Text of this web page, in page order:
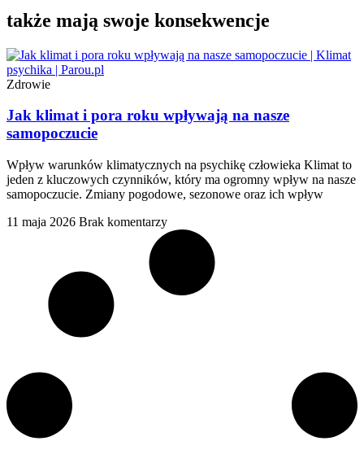
także mają swoje konsekwencje
Zdrowie
Jak klimat i pora roku wpływają na nasze
samopoczucie
Wpływ warunków klimatycznych na psychikę człowieka Klimat to
jeden z kluczowych czynników, który ma ogromny wpływ na nasze
samopoczucie. Zmiany pogodowe, sezonowe oraz ich wpływ
11 maja 2026 Brak komentarzy